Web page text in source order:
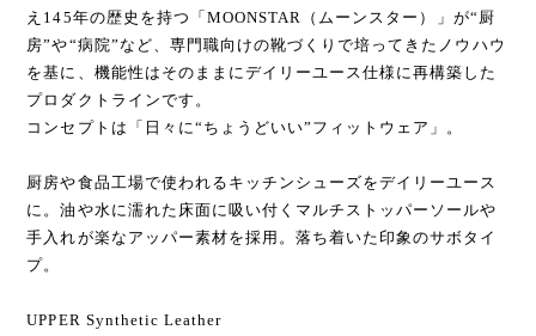
え145年の歴史を持つ「MOONSTAR（ムーンスター）」が“厨
房”や“病院”など、専門職向けの靴づくりで培ってきたノウハウ
を基に、機能性はそのままにデイリーユース仕様に再構築した
プロダクトラインです。
コンセプトは「日々に“ちょうどいい”フィットウェア」。
厨房や食品工場で使われるキッチンシューズをデイリーユース
に。油や水に濡れた床面に吸い付くマルチストッパーソールや
手入れが楽なアッパー素材を採用。落ち着いた印象のサボタイ
プ。
UPPER Synthetic Leather